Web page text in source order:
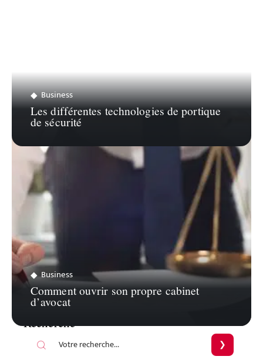
Business
Les différentes technologies de portique
de sécurité
Business
Comment ouvrir son propre cabinet
d’avocat
Recherche